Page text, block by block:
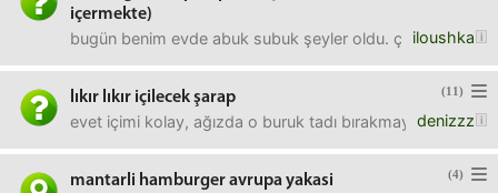
içermekte)
iloushka
bugün benim evde abuk subuk şeyler oldu. çok fena
(11)
lıkır lıkır içilecek şarap
denizzz
evet içimi kolay, ağızda o buruk tadı bırakmayan
(4)
mantarli hamburger avrupa yakasi